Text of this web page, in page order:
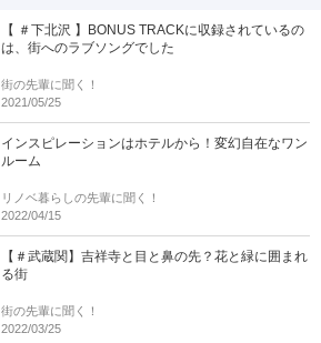
【 ＃下北沢 】BONUS TRACKに収録されているの
は、街へのラブソングでした
街の先輩に聞く！
2021/05/25
インスピレーションはホテルから！変幻自在なワン
ルーム
リノベ暮らしの先輩に聞く！
2022/04/15
【＃武蔵関】吉祥寺と目と鼻の先？花と緑に囲まれ
る街
街の先輩に聞く！
2022/03/25